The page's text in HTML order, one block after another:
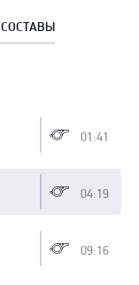
СОСТАВЫ
01:41
04:19
09:16